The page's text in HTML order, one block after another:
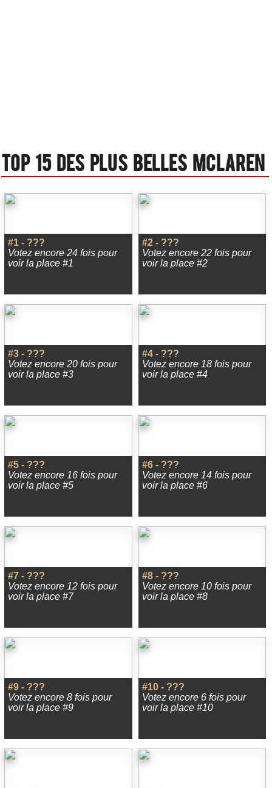
Top 15 des plus belles Mclaren
#1 - ???
Votez encore 24 fois pour
voir la place #1
#2 - ???
Votez encore 22 fois pour
voir la place #2
#3 - ???
Votez encore 20 fois pour
voir la place #3
#4 - ???
Votez encore 18 fois pour
voir la place #4
#5 - ???
Votez encore 16 fois pour
voir la place #5
#6 - ???
Votez encore 14 fois pour
voir la place #6
#7 - ???
Votez encore 12 fois pour
voir la place #7
#8 - ???
Votez encore 10 fois pour
voir la place #8
#9 - ???
Votez encore 8 fois pour
voir la place #9
#10 - ???
Votez encore 6 fois pour
voir la place #10